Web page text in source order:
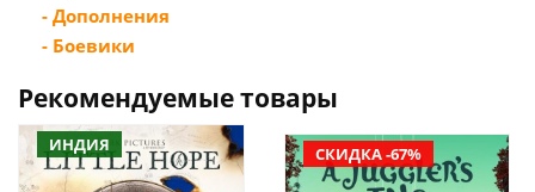
- Дополнения
- Боевики
Рекомендуемые товары
ИНДИЯ СКИДКА -67%